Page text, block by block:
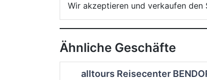
Wir akzeptieren und verkaufen den
Ähnliche Geschäfte
alltours Reisecenter